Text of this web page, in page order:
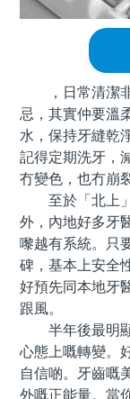
，日常清潔非
忌，其實仲要溫
水，保持牙縫乾
記得定期洗牙，
冇變色，也冇崩
至於「北上」
外，內地好多牙
嚟越有系統。只
碑，基本上安全
好預先同本地牙
跟風。
半年後最明顯
心態上嘅轉變。
自信啲。牙齒嘅
外嘅正能量。當